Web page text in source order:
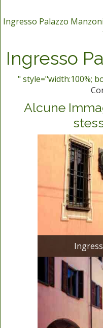
Ingresso Palazzo
Ingresso
" style="width:100%;
Alcune